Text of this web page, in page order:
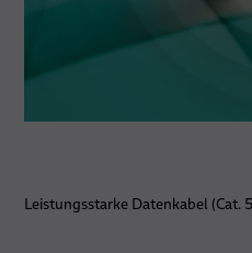
Leistungsstarke Datenkabel (Cat.